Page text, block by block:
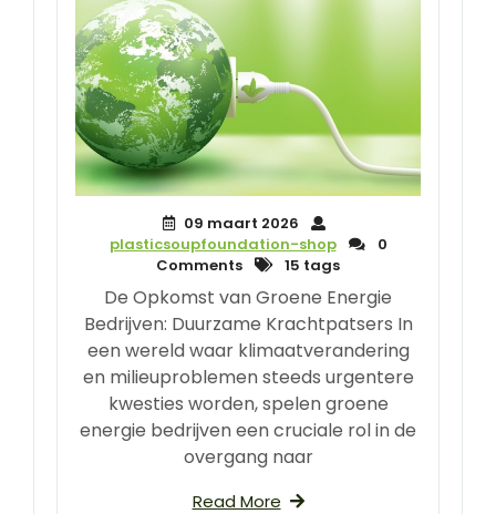
09 maart 2026
plasticsoupfoundation-shop
0
Comments
15 tags
De Opkomst van Groene Energie
Bedrijven: Duurzame Krachtpatsers In
een wereld waar klimaatverandering
en milieuproblemen steeds urgentere
kwesties worden, spelen groene
energie bedrijven een cruciale rol in de
overgang naar
Read More